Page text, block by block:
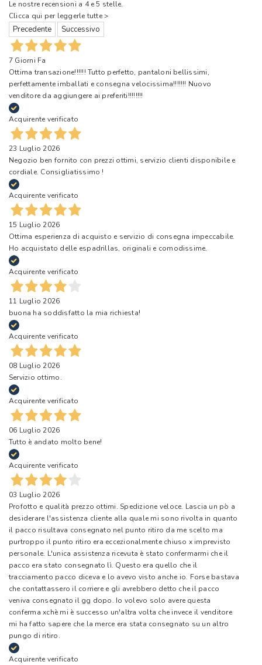
Le nostre recensioni a 4 e 5 stelle.
Clicca qui per leggerle tutte >
Precedente Successivo
7 Giorni Fa
Ottima transazione!!!!!! Tutto perfetto, pantaloni bellissimi,
perfettamente imballati e consegna velocissima!!!!!!! Nuovo
venditore da aggiungere ai preferiti!!!!!!!!
Acquirente verificato
23 Luglio 2026
Negozio ben fornito con prezzi ottimi, servizio clienti disponibile e
cordiale. Consigliatissimo !
Acquirente verificato
15 Luglio 2026
Ottima esperienza di acquisto e servizio di consegna impeccabile.
Ho acquistato delle espadrillas, originali e comodissime.
Acquirente verificato
11 Luglio 2026
buona ha soddisfatto la mia richiesta!
Acquirente verificato
08 Luglio 2026
Servizio ottimo.
Acquirente verificato
06 Luglio 2026
Tutto è andato molto bene!
Acquirente verificato
03 Luglio 2026
Profotto e qualità prezzo ottimi. Spedizione veloce. Lascia un pò a
desiderare l'assistenza cliente alla quale mi sono rivolta in quanto
il pacco risultava consegnato nel punto ritiro da me scelto ma
purtroppo il punto ritiro era eccezionalmente chiuso x imprevisto
personale. L'unica assistenza ricevuta è stato confermarmi che il
pacco era stato consegnato lì. Questo era quello che il
tracciamento pacco diceva e lo avevo visto anche io. Forse bastava
che contattassero il corriere e gli avrebbero detto che il pacco
veniva consegnato il gg dopo. Io volevo solo avere questa
conferma xchè mi è successo un'altra volta che invece il venditore
mi ha fatto sapere che la merce era stata consegnato su un altro
pungo di ritiro.
Acquirente verificato